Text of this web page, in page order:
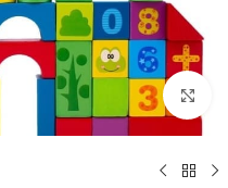
برای بزرگنمایی کلیک کنید